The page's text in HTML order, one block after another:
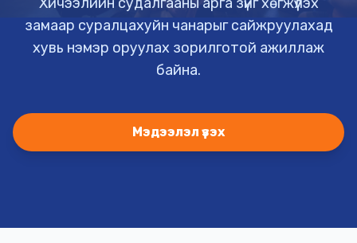
замаар суралцахуйн чанарыг сайжруулахад
хувь нэмэр оруулах зорилготой ажиллаж
байна.
Мэдээлэл үзэх